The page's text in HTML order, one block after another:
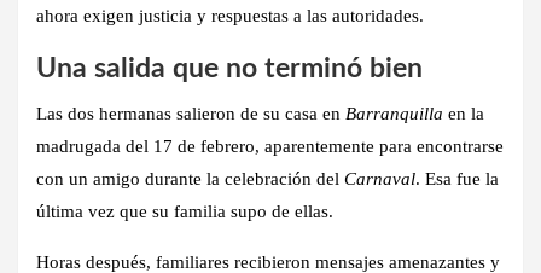
ahora exigen justicia y respuestas a las autoridades.
Una salida que no terminó bien
Las dos hermanas salieron de su casa en Barranquilla en la
madrugada del 17 de febrero, aparentemente para encontrarse
con un amigo durante la celebración del Carnaval. Esa fue la
última vez que su familia supo de ellas.
Horas después, familiares recibieron mensajes amenazantes y